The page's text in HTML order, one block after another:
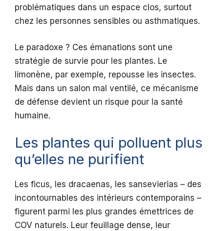
problématiques dans un espace clos, surtout
chez les personnes sensibles ou asthmatiques.
Le paradoxe ? Ces émanations sont une
stratégie de survie pour les plantes. Le
limonène, par exemple, repousse les insectes.
Mais dans un salon mal ventilé, ce mécanisme
de défense devient un risque pour la santé
humaine.
Les plantes qui polluent plus
qu’elles ne purifient
Les ficus, les dracaenas, les sansevierias – des
incontournables des intérieurs contemporains –
figurent parmi les plus grandes émettrices de
COV naturels. Leur feuillage dense, leur